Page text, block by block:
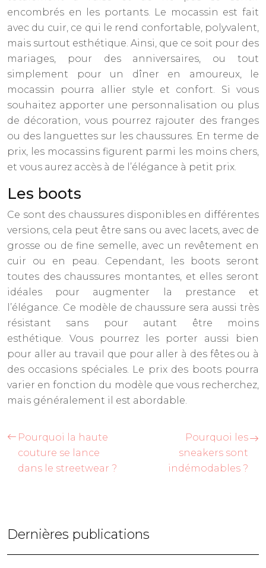
encombrés en les portants. Le mocassin est fait
avec du cuir, ce qui le rend confortable, polyvalent,
mais surtout esthétique. Ainsi, que ce soit pour des
mariages, pour des anniversaires, ou tout
simplement pour un dîner en amoureux, le
mocassin pourra allier style et confort. Si vous
souhaitez apporter une personnalisation ou plus
de décoration, vous pourrez rajouter des franges
ou des languettes sur les chaussures. En terme de
prix, les mocassins figurent parmi les moins chers,
et vous aurez accès à de l’élégance à petit prix.
Les boots
Ce sont des chaussures disponibles en différentes
versions, cela peut être sans ou avec lacets, avec de
grosse ou de fine semelle, avec un revêtement en
cuir ou en peau. Cependant, les boots seront
toutes des chaussures montantes, et elles seront
idéales pour augmenter la prestance et
l’élégance. Ce modèle de chaussure sera aussi très
résistant sans pour autant être moins
esthétique. Vous pourrez les porter aussi bien
pour aller au travail que pour aller à des fêtes ou à
des occasions spéciales. Le prix des boots pourra
varier en fonction du modèle que vous recherchez,
mais généralement il est abordable.
Pourquoi la haute
couture se lance
dans le streetwear ?
Pourquoi les
sneakers sont
indémodables ?
Dernières publications